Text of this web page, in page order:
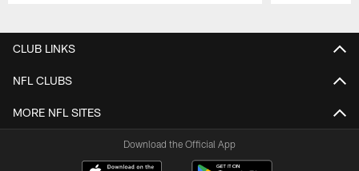
CLUB LINKS
NFL CLUBS
MORE NFL SITES
Download the Official App